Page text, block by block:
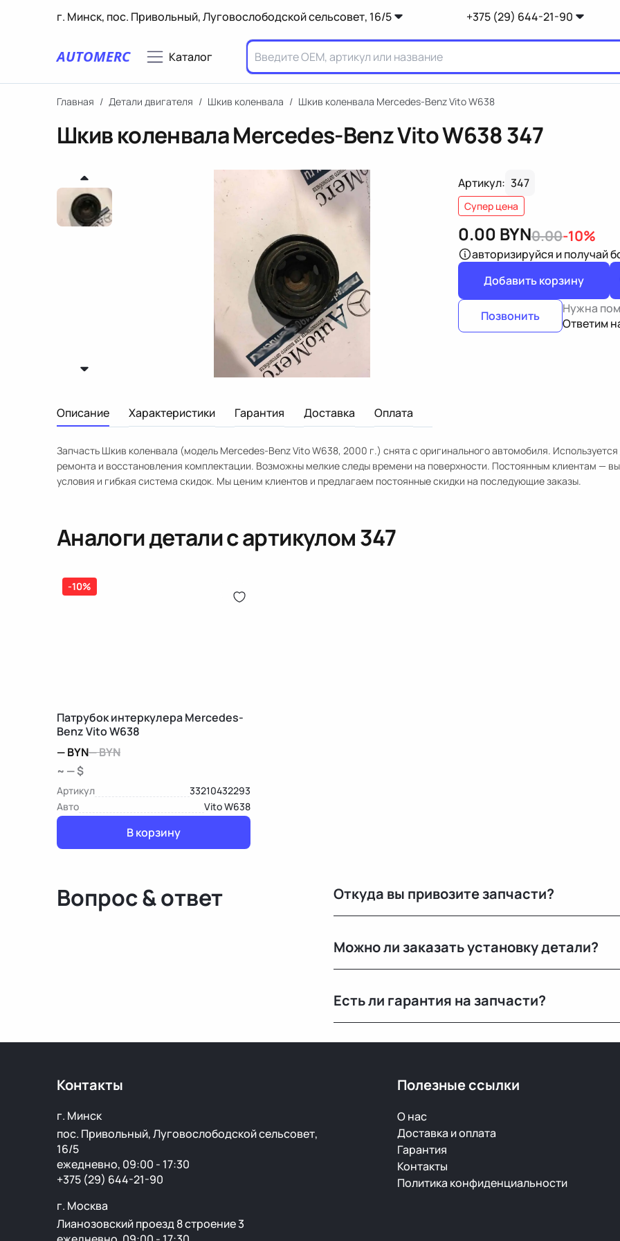
г. Минск, пос. Привольный, Луговослободской сельсовет, 16/5 +375 (29) 644-21-90
AUTOMERC Каталог
Главная / Детали двигателя / Шкив коленвала / Шкив коленвала Mercedes-Benz Vito W638
Шкив коленвала Mercedes-Benz Vito W638347
Артикул: 347
Супер цена
0.00 BYN0.00-10%
авторизируйся и получай
Добавить корзину
Позвонить
Нужна
Ответим
Описание Характеристики Гарантия Доставка Оплата
Запчасть Шкив коленвала (модель Mercedes-Benz Vito W638, 2000 г.) снята с оригинального автомобиля. Используется
ремонта и восстановления комплектации. Возможны мелкие следы времени на поверхности. Постоянным клиентам —
условия и гибкая система скидок. Мы ценим клиентов и предлагаем постоянные скидки на последующие заказы.
Аналоги детали с артикулом347
-10%
Патрубок интеркулера Mercedes-
Benz Vito W638
—BYN—BYN
~ — $
Артикул
33210432293
Авто
Vito W638
В корзину
Вопрос & ответ Откуда вы привозите запчасти?
странах. Все детали проходят визуальный осмотр и
Можно ли заказать установку детали?
Есть ли гарантия на запчасти?
Контакты
г. Минск
пос. Привольный, Луговослободской сельсовет,
16/5
ежедневно, 09:00 - 17:30
+375 (29) 644-21-90
г. Москва
Лианозовский проезд 8 строение 3
Полезные ссылки
О нас
Доставка и оплата
Гарантия
Контакты
Политика конфиденциальности